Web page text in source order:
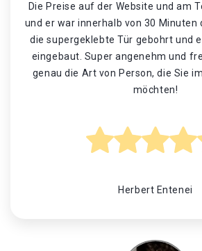
Die Preise auf der Website und am
und er war innerhalb von 30 Minuten
die supergeklebte Tür gebohrt und
eingebaut. Super angenehm und
genau die Art von Person, die Sie
möchten!
Herbert Entenei